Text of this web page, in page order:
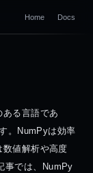
Home Docs
る言語であ
。NumPyは効率
値解析や高度
事では、NumPy